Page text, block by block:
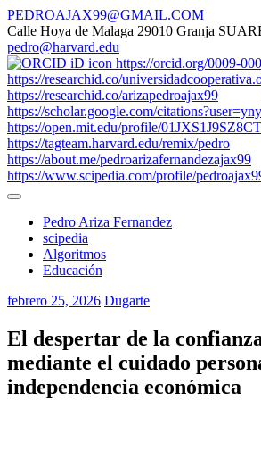
Saltar
al
contenido
PEDROAJAX99@GMAIL.COM
Calle Hoya de Malaga 29010 Granja
pedro@harvard.edu
Pedro Ariza Fernandez
scipedia
Algoritmos
Educación
febrero 25, 2026 Dugarte
El despertar de la
mediante el cuidado
independencia económica